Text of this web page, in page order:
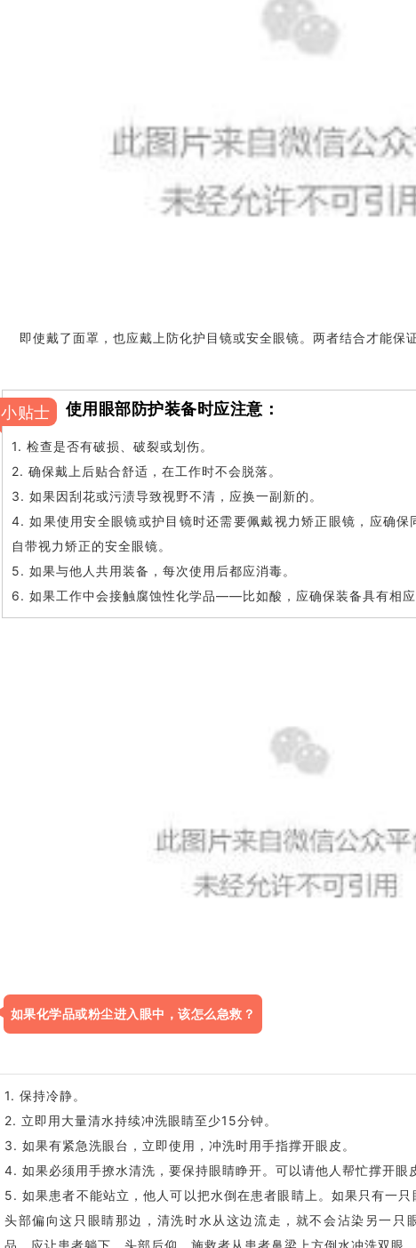
即使戴了面罩，也应戴上防化护目镜或安全眼镜。两者结合才能保证
小贴士 使用眼部防护装备时应注意：
1. 检查是否有破损、破裂或划伤。
2. 确保戴上后贴合舒适，在工作时不会脱落。
3. 如果因刮花或污渍导致视野不清，应换一副新的。
4. 如果使用安全眼镜或护目镜时还需要佩戴视力矫正眼镜，应确保
自带视力矫正的安全眼镜。
5. 如果与他人共用装备，每次使用后都应消毒。
6. 如果工作中会接触腐蚀性化学品——比如酸，应确保装备具有相应
如果化学品或粉尘进入眼中，该怎么急救？
1. 保持冷静。
2. 立即用大量清水持续冲洗眼睛至少15分钟。
3. 如果有紧急洗眼台，立即使用，冲洗时用手指撑开眼皮。
4. 如果必须用手撩水清洗，要保持眼睛睁开。可以请他人帮忙撑开眼
5. 如果患者不能站立，他人可以把水倒在患者眼睛上。如果只有一
头部偏向这只眼睛那边，清洗时水从这边流走，就不会沾染另一只